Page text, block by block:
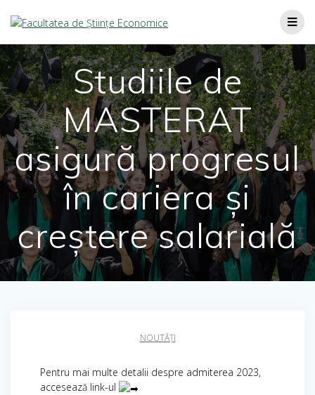
Studiile de
MASTERAT
asigură progresul
în cariera și
creștere salarială
NOUTĂȚI
Pentru mai multe detalii despre admiterea 2023,
accesează link-ul